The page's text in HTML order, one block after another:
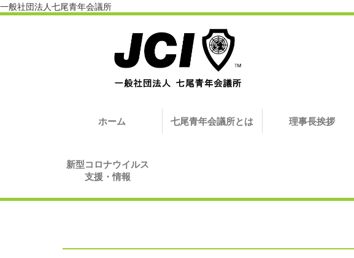
一般社団法人七尾青年会議所
ホーム 七尾青年会議所とは 理事長挨拶
新型コロナウイルス
支援・情報